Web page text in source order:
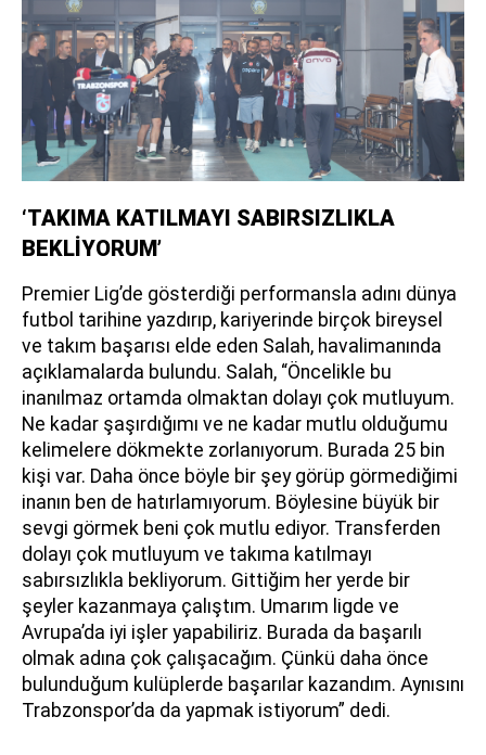
‘TAKIMA KATILMAYI SABIRSIZLIKLA
BEKLİYORUM’
Premier Lig’de gösterdiği performansla adını dünya
futbol tarihine yazdırıp, kariyerinde birçok bireysel
ve takım başarısı elde eden Salah, havalimanında
açıklamalarda bulundu. Salah, “Öncelikle bu
inanılmaz ortamda olmaktan dolayı çok mutluyum.
Ne kadar şaşırdığımı ve ne kadar mutlu olduğumu
kelimelere dökmekte zorlanıyorum. Burada 25 bin
kişi var. Daha önce böyle bir şey görüp görmediğimi
inanın ben de hatırlamıyorum. Böylesine büyük bir
sevgi görmek beni çok mutlu ediyor. Transferden
dolayı çok mutluyum ve takıma katılmayı
sabırsızlıkla bekliyorum. Gittiğim her yerde bir
şeyler kazanmaya çalıştım. Umarım ligde ve
Avrupa’da iyi işler yapabiliriz. Burada da başarılı
olmak adına çok çalışacağım. Çünkü daha önce
bulunduğum kulüplerde başarılar kazandım. Aynısını
Trabzonspor’da da yapmak istiyorum” dedi.